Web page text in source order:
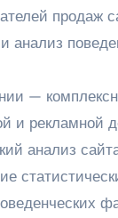
продаж
анализ
—
и рекламной
анализ